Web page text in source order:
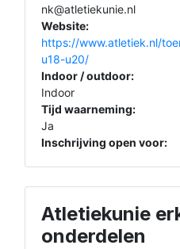
nk@atletiekunie.nl
Website:
https://www.atletiek.nl/
u18-u20/
Indoor / outdoor:
Indoor
Tijd waarneming:
Ja
Inschrijving open voor:
Atletiekunie
onderdelen